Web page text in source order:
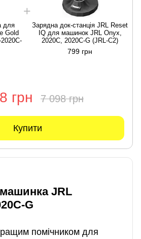
для
Gold
Зарядна док-станція JRL Reset
IQ для машинок JRL Onyx,
2020C, 2020C-G (JRL-C2)
799 грн
грн 7 098 грн
Купити
JRL
G
помічником для